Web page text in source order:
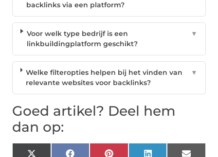
backlinks via een platform?
Voor welk type bedrijf is een
linkbuildingplatform geschikt?
▼
Welke filteropties helpen bij het vinden van
relevante websites voor backlinks?
▼
Goed artikel? Deel hem
dan op: